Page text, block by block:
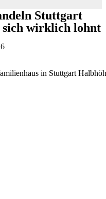
Stuttgart
sich wirklich lohnt